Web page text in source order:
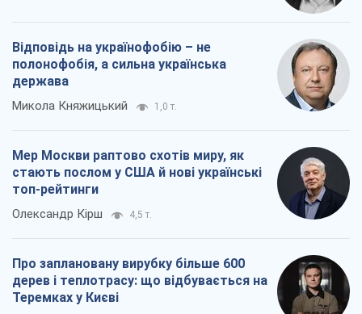
Відповідь на українофобію – не
полонофобія, а сильна українська
держава
Микола Княжицький 1,0 т.
Мер Москви раптово схотів миру, як
стають послом у США й нові українські
топ-рейтинги
Олександр Кірш 4,5 т.
Про заплановану вирубку більше 600
дерев і теплотрасу: що відбувається на
Теремках у Києві